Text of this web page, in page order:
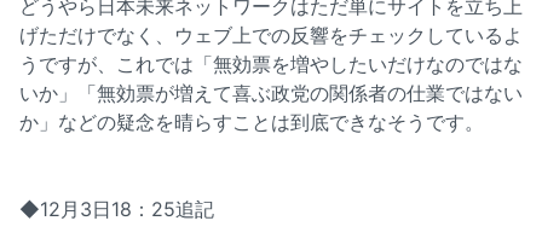
どうやら日本未来ネットワークはただ単にサイトを立ち上
げただけでなく、ウェブ上での反響をチェックしているよ
うですが、これでは「無効票を増やしたいだけなのではな
いか」「無効票が増えて喜ぶ政党の関係者の仕業ではない
か」などの疑念を晴らすことは到底できなそうです。
◆12月3日18：25追記